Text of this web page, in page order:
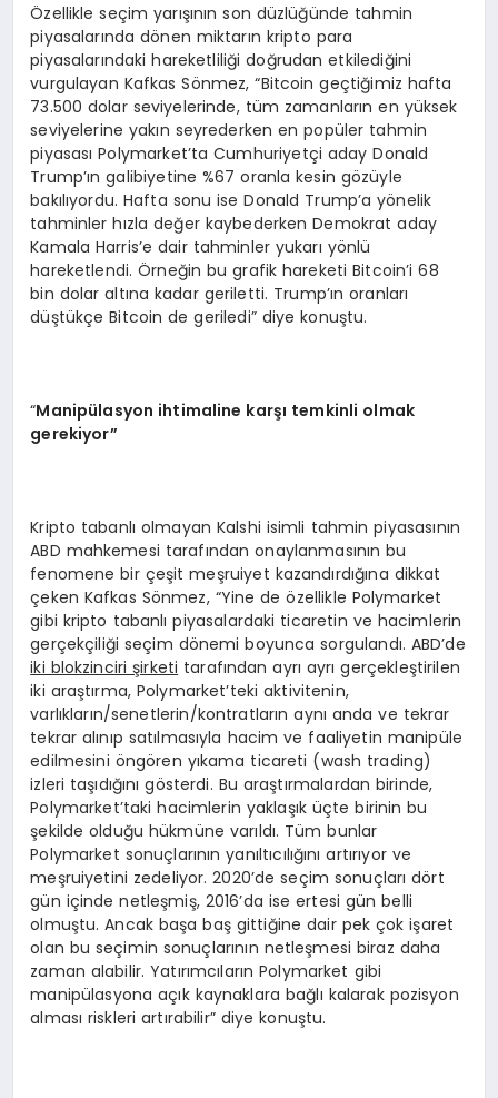
Özellikle seçim yarışının son düzlüğünde tahmin
piyasalarında dönen miktarın kripto para
piyasalarındaki hareketliliği doğrudan etkilediğini
vurgulayan Kafkas Sönmez, “Bitcoin geçtiğimiz hafta
73.500 dolar seviyelerinde, tüm zamanların en yüksek
seviyelerine yakın seyrederken en popüler tahmin
piyasası Polymarket’ta Cumhuriyetçi aday Donald
Trump’ın galibiyetine %67 oranla kesin gözüyle
bakılıyordu. Hafta sonu ise Donald Trump’a yönelik
tahminler hızla değer kaybederken Demokrat aday
Kamala Harris’e dair tahminler yukarı yönlü
hareketlendi. Örneğin bu grafik hareketi Bitcoin’i 68
bin dolar altına kadar geriletti. Trump’ın oranları
düştükçe Bitcoin de geriledi” diye konuştu.
“Manipülasyon ihtimaline karşı temkinli olmak
gerekiyor”
Kripto tabanlı olmayan Kalshi isimli tahmin piyasasının
ABD mahkemesi tarafından onaylanmasının bu
fenomene bir çeşit meşruiyet kazandırdığına dikkat
çeken Kafkas Sönmez, “Yine de özellikle Polymarket
gibi kripto tabanlı piyasalardaki ticaretin ve hacimlerin
gerçekçiliği seçim dönemi boyunca sorgulandı. ABD’de
iki blokzinciri şirketi tarafından ayrı ayrı gerçekleştirilen
iki araştırma, Polymarket’teki aktivitenin,
varlıkların/senetlerin/kontratların aynı anda ve tekrar
tekrar alınıp satılmasıyla hacim ve faaliyetin manipüle
edilmesini öngören yıkama ticareti (wash trading)
izleri taşıdığını gösterdi. Bu araştırmalardan birinde,
Polymarket’taki hacimlerin yaklaşık üçte birinin bu
şekilde olduğu hükmüne varıldı. Tüm bunlar
Polymarket sonuçlarının yanıltıcılığını artırıyor ve
meşruiyetini zedeliyor. 2020’de seçim sonuçları dört
gün içinde netleşmiş, 2016’da ise ertesi gün belli
olmuştu. Ancak başa baş gittiğine dair pek çok işaret
olan bu seçimin sonuçlarının netleşmesi biraz daha
zaman alabilir. Yatırımcıların Polymarket gibi
manipülasyona açık kaynaklara bağlı kalarak pozisyon
alması riskleri artırabilir” diye konuştu.